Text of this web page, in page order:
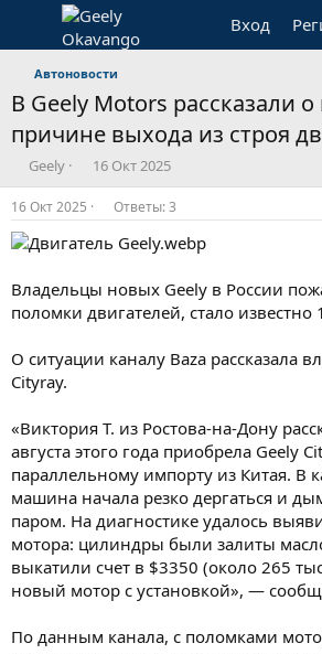
Вход
Автоновости
В Geely Motors рассказали
причине выхода из строя
А
в
т
о
р
е
ы
Geely
Д
а
т
а
н
ч
л
16 Окт 2025
16 Окт 2025 Ответы: 3
Владельцы новых Geely в России
поломки двигателей, стало известно
О ситуации каналу Baza рассказала
Cityray.
«Виктория Т. из Ростова-на-Дону
августа этого года приобрела Geely
параллельному импорту из Китая. В
машина начала резко дергаться и
паром. На диагностике удалось
мотора: цилиндры были залиты
выкатили счет в $3350 (около 265
новый мотор с установкой», —
По данным канала, с поломками